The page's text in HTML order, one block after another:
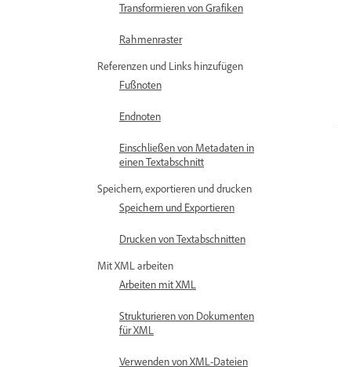
Transformieren von Grafiken
Rahmenraster
Referenzen und Links hinzufügen
Fußnoten
Endnoten
Einschließen von Metadaten in
einen Textabschnitt
Speichern, exportieren und drucken
Speichern und Exportieren
Drucken von Textabschnitten
Mit XML arbeiten
Arbeiten mit XML
Strukturieren von Dokumenten
für XML
Verwenden von XML-Dateien